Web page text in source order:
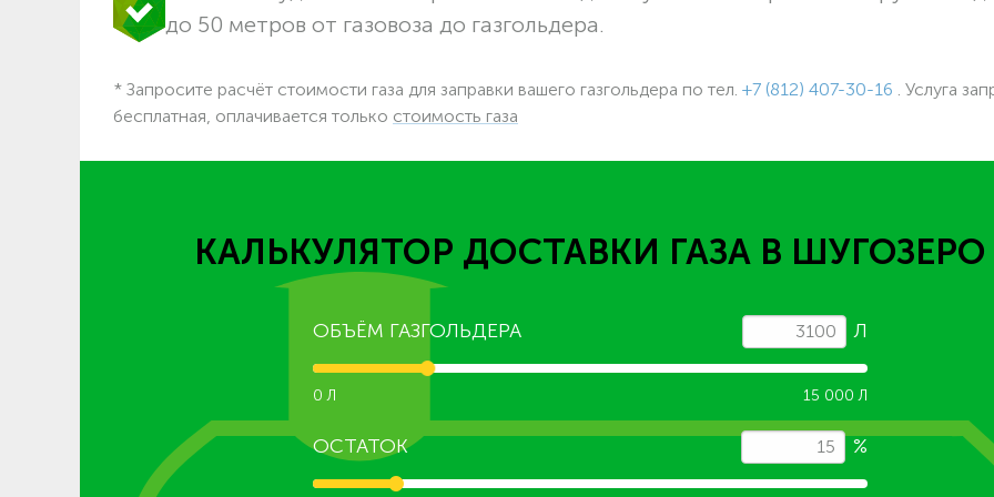
до 50 метров от газовоза до газгольдера.
* Запросите расчёт стоимости газа для заправки вашего газгольдера по тел. +7 (812) 407-30-16 . Услуга
бесплатная, оплачивается только стоимость газа
КАЛЬКУЛЯТОР ДОСТАВКИ ГАЗА В ШУГОЗЕРО
ОБЪЁМ ГАЗГОЛЬДЕРА Л
0 Л 15 000 Л
ОСТАТОК %